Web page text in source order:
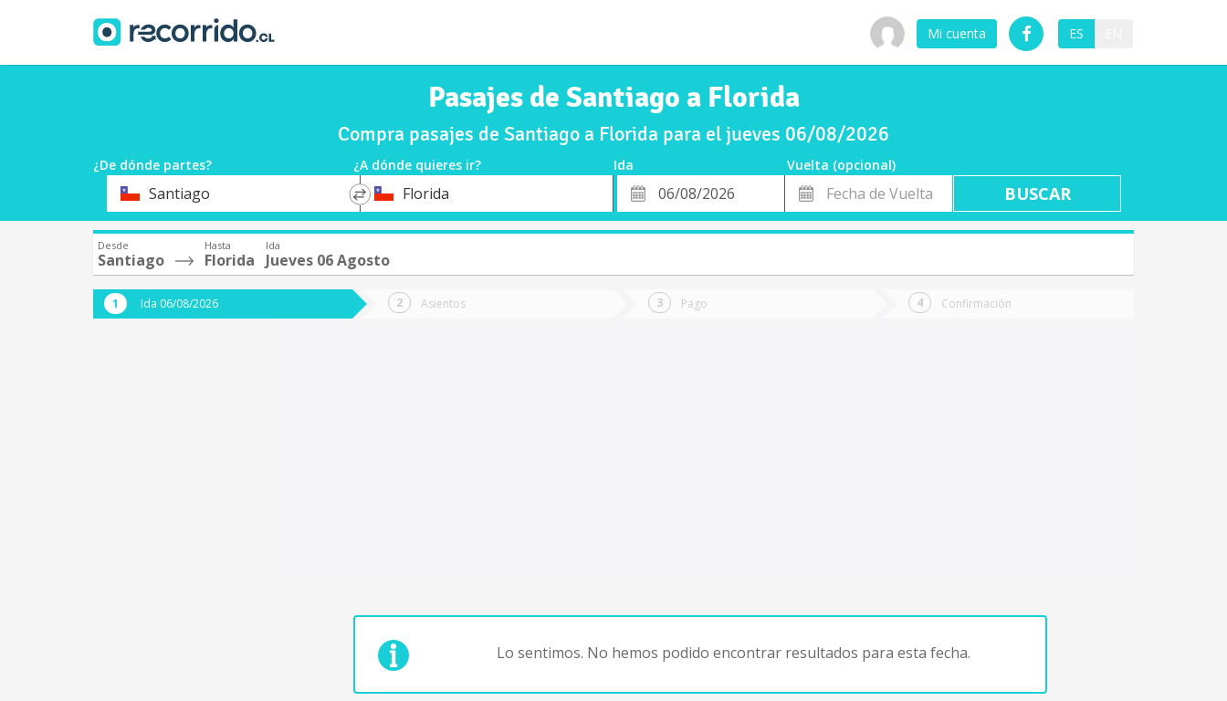
Mi cuenta ES
Pasajes de Santiago a Florida
Compra pasajes de Santiago a Florida para el jueves 06/08/2026
¿De dónde partes? ¿A dónde quieres ir? Ida
Vuelta (opcional)
OrigenSantiago
*
DestinoFlorida
Fecha
de
Fecha
de
Vuelta
Desde
Santiago
Hasta
Florida
Ida
Jueves 06 Agosto
Ida 06/08/2026 Asientos Pago Confirmación
Lo sentimos. No hemos podido encontrar resultados para esta fecha.